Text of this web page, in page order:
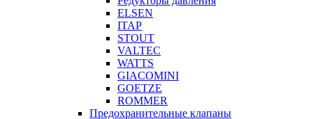
ELSEN
ITAP
STOUT
VALTEC
WATTS
GIACOMINI
GOETZE
ROMMER
Предохранительные клапаны